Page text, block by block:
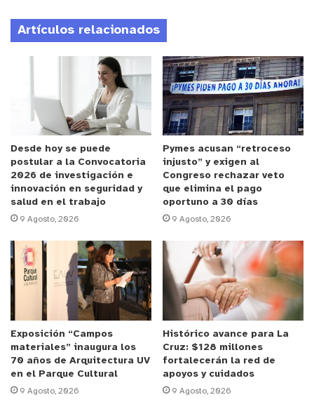
presunta banda llamada “Calisto Gang” y hace
extensiva sus amenzas no sólo al jefe edilicio, sino
también a todos los habitantes de la comuna.
Artículos relacionados
Desde hoy se puede
postular a la Convocatoria
2026 de investigación e
innovación en seguridad y
salud en el trabajo
9 Agosto, 2026
Pymes acusan “retroceso
injusto” y exigen al
Congreso rechazar veto
que elimina el pago
oportuno a 30 días
9 Agosto, 2026
Exposición “Campos
materiales” inaugura los
70 años de Arquitectura UV
en el Parque Cultural
9 Agosto, 2026
Histórico avance para La
Cruz: $128 millones
fortalecerán la red de
apoyos y cuidados
9 Agosto, 2026